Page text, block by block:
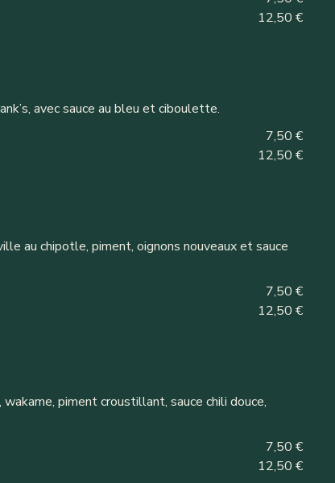
12,50 €
avec sauce au bleu et ciboulette.
7,50 €
12,50 €
au chipotle, piment, oignons nouveaux et sauce
7,50 €
12,50 €
piment croustillant, sauce chili douce,
7,50 €
12,50 €